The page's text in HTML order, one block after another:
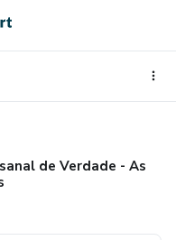
de Verdade - As